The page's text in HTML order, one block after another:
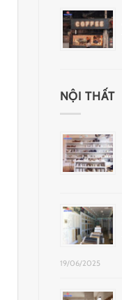
NỘI THẤT
19/06/2025